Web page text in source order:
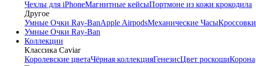
Чехлы для iPhoneМагнитные кейсыПортмоне из кожи крокодила
Другое
Умные Очки Ray-BanApple AirpodsМеханические ЧасыКроссовки
Умные Очки Ray-Ban
Коллекции
Классика Caviar
Королевские цветаЧёрная коллекцияГенезисЦвет роскошиКорона